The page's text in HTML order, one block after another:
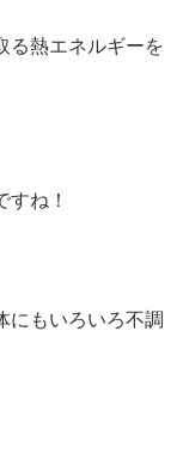
る熱エネルギーを
ね！
にもいろいろ不調